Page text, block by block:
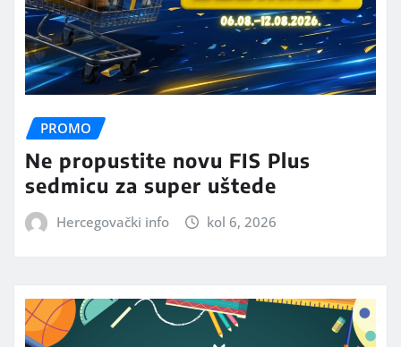
PROMO
Ne propustite novu FIS Plus
sedmicu za super uštede
Hercegovački info kol 6, 2026